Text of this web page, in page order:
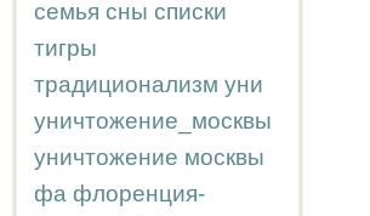
семья сны списки
тигры
традиционализм уни
уничтожение_москвы
уничтожение москвы
фа флоренция-